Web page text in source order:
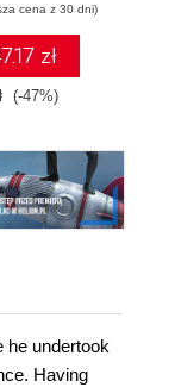
cena z 30 dni)
zł
(-47%)
he undertook
Having